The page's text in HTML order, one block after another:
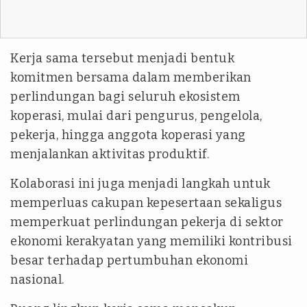
Kerja sama tersebut menjadi bentuk
komitmen bersama dalam memberikan
perlindungan bagi seluruh ekosistem
koperasi, mulai dari pengurus, pengelola,
pekerja, hingga anggota koperasi yang
menjalankan aktivitas produktif.
Kolaborasi ini juga menjadi langkah untuk
memperluas cakupan kepesertaan sekaligus
memperkuat perlindungan pekerja di sektor
ekonomi kerakyatan yang memiliki kontribusi
besar terhadap pertumbuhan ekonomi
nasional.